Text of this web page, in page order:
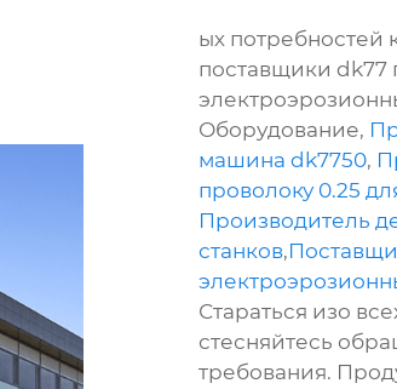
ых потребностей
поставщики
Оборудование,
машина dk7750,
проволоку 0.25
Производитель
станков,
Стараться изо
стесняйтесь
требования.